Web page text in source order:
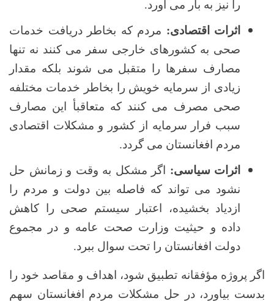
را نیز به بار می آورد.
اثرات اقتصادی: مردم که بخاطر دریافت خدمات
صحی به کشورهای خارجی سفر می کنند نه تنها
مصارف سفرها را متقبل می شوند بلکه مقدار
زیادی از سرمایه خویش را بخاطر خدمات مختلفه
صحی مصرف می کنند که متعاقبأ این مصارف
سبب فرار سرمایه از کشور و مشکلات اقتصادی
مردم افغانستان می گردد.
اثرات سیاسی: اگر مشکل به وقت و زمانش حل
نشود می تواند که فاصله بین دولت و مردم را
ازدیاد بخشیده، اعتبار سیستم صحی را کاهش
داده و حیثیت وزارت صحت عامه و در مجموع
دولت افغانستان را تحت سوال ببرد.
اگر پروژه مؤفقانه تطبیق شود، اهداف و مقاصد خود را
بدست بیاورد، در حل مشکلات مردم افغانستان سهم